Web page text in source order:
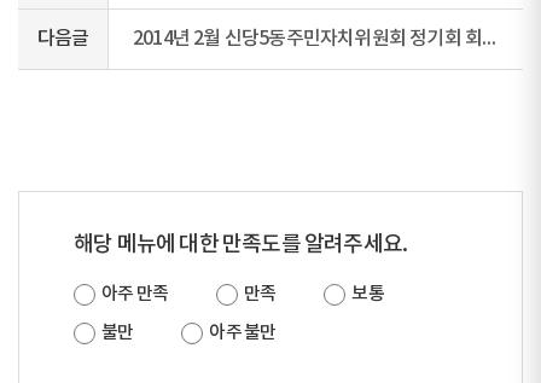
다음글 2014년 2월 신당5동주민자치위원회 정기회 회의록
해당 메뉴에 대한 만족도를 알려주세요.
아주 만족 만족
보통
불만
아주 불만